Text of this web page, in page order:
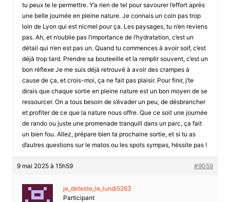
tu peux te le permettre. Y’a rien de tel pour savourer l’effort après
une belle journée en pleine nature. Je connais un coin pas trop
loin de Lyon qui est nicmel pour ça. Les paysages, tu n’en reviens
pas. Ah, et n’oublie pas l’importance de l’hydratation, c’est un
détail qui n’en est pas un. Quand tu commences à avoir soif, c’est
déjà trop tard. Prendre sa bouteeille et la remplir souvent, c’est un
bon réflexe Je me suis déjà retrouvé à avoir des crampes à
cause de ça, et crois-moi, ça ne fait pas plaisir. Pour finir, j’te
dirais que chaque sortie en pleine nature est un bon moyen de se
ressourcer. On a tous besoin de s’évader un peu, de désbrancher
et profiter de ce que la nature nous offre. Que ce soit une journée
de rando ou juste une promenade tranquill dans un parc, ça fait
un bien fou. Allez, prépare bien ta prochaine sortie, et si tu as
d’autres questions sur le matos ou les spots sympas, héssite pas !
9 mai 2025 à 15h59 #9059
je_deteste_le_lundi5263
Participant